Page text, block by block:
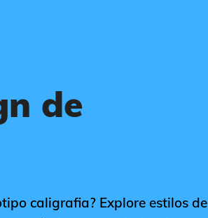
de
caligrafia? Explore estilos de